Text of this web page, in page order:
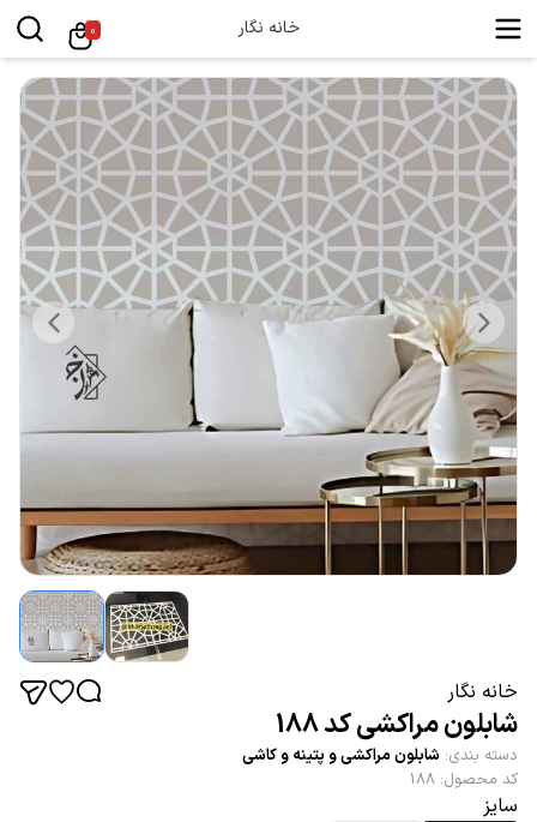
خانه نگار 0
خانه نگار
شابلون مراکشی کد 188
دسته بندی: شابلون مراکشی و پتینه و کاشی
کد محصول:
188
سایز